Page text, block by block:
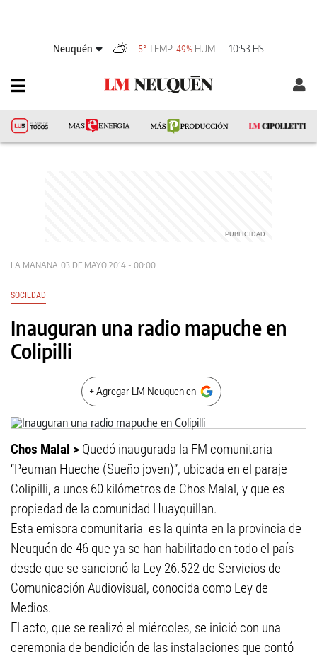
Neuquén 5°TEMP 49% HUM 10:53 HS
LA MAÑANA 03 DE MAYO 2014 - 00:00
SOCIEDAD
Inauguran una radio mapuche en
Colipilli
+ Agregar LM Neuquen en
Chos Malal > Quedó inaugurada la FM comunitaria
“Peuman Hueche (Sueño joven)”, ubicada en el paraje
Colipilli, a unos 60 kilómetros de Chos Malal, y que es
propiedad de la comunidad Huayquillan.
Esta emisora comunitaria es la quinta en la provincia de
Neuquén de 46 que ya se han habilitado en todo el país
desde que se sancionó la Ley 26.522 de Servicios de
Comunicación Audiovisual, conocida como Ley de
Medios.
El acto, que se realizó el miércoles, se inició con una
ceremonia de bendición de las instalaciones que contó